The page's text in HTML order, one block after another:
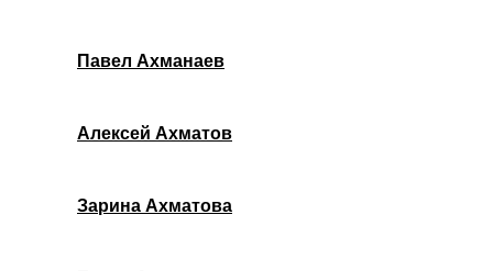
Павел Ахманаев
Алексей Ахматов
Зарина Ахматова